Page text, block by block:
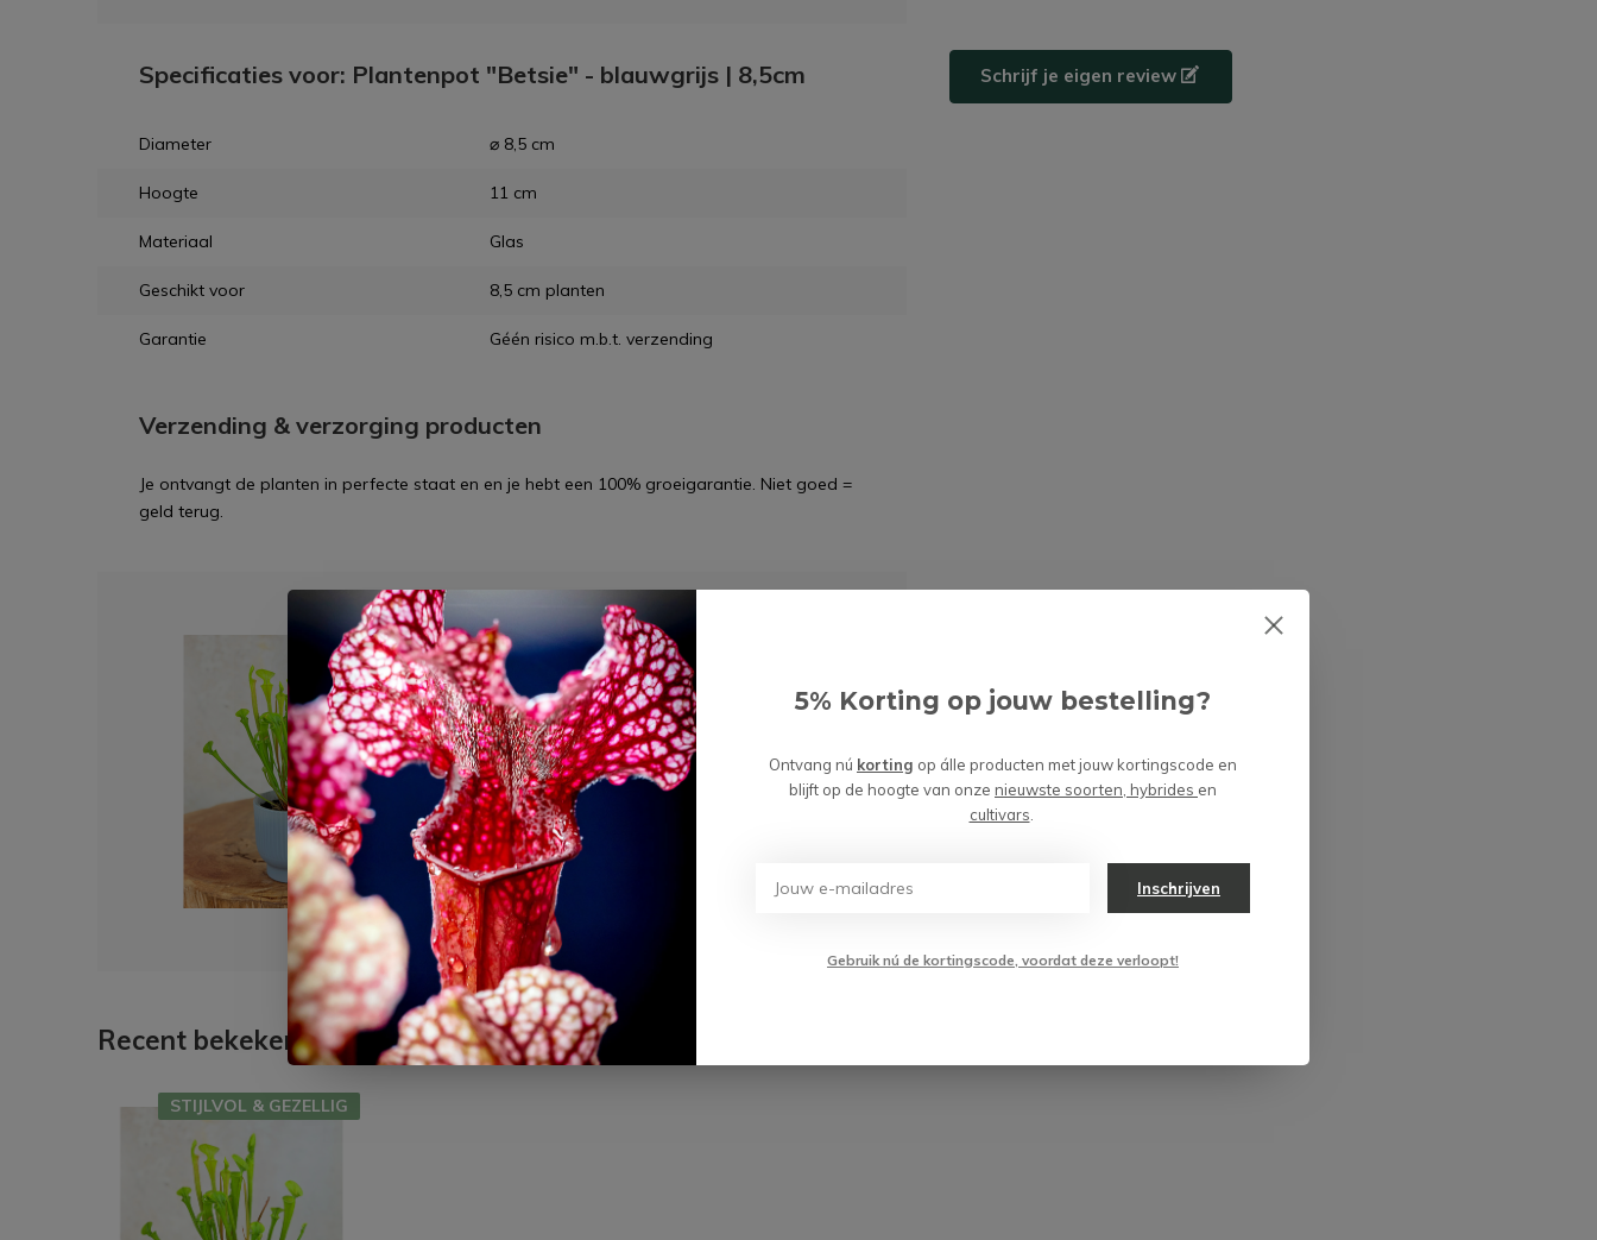
Specificaties voor: Plantenpot "Betsie" - blauwgrijs | 8,5cm
Diameter ⌀ 8,5 cm
Hoogte 11 cm
Materiaal Glas
Geschikt voor 8,5 cm planten
Garantie Géén risico m.b.t. verzending
Verzending & verzorging producten
Je ontvangt de planten in perfecte staat en en je hebt een 100% groeigarantie. Niet goed =
geld terug.
Dit wordt 'm!
Plantenpot "Betsie" - blauwgrijs |
8,5cm
(0)
€ 3,99
Schrijf je eigen review
Recent bekeken
STIJLVOL & GEZELLIG
5% Korting op jouw bestelling?
Ontvang nú korting op álle producten met jouw kortingscode en
blijft op de hoogte van onze nieuwste soorten, hybrides en
cultivars
Inschrijven
Gebruik nú de kortingscode, voordat deze verloopt!